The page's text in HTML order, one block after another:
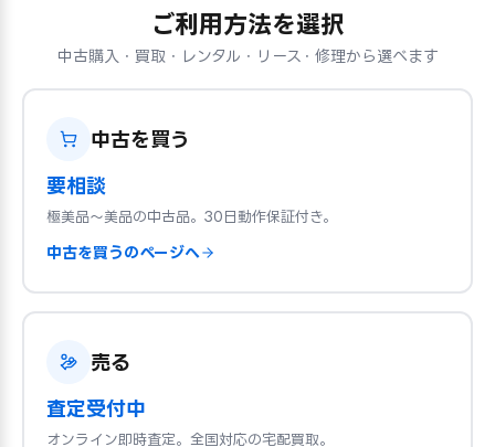
ご利用方法を選択
中古購入・買取・レンタル・リース・修理から選べます
中古を買う
要相談
極美品〜美品の中古品。30日動作保証付き。
中古を買うのページへ
売る
査定受付中
オンライン即時査定。全国対応の宅配買取。